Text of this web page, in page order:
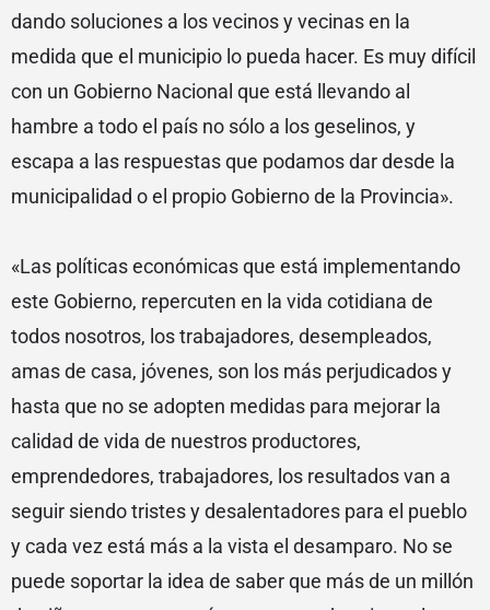
dando soluciones a los vecinos y vecinas en la
medida que el municipio lo pueda hacer. Es muy difícil
con un Gobierno Nacional que está llevando al
hambre a todo el país no sólo a los geselinos, y
escapa a las respuestas que podamos dar desde la
municipalidad o el propio Gobierno de la Provincia».
«Las políticas económicas que está implementando
este Gobierno, repercuten en la vida cotidiana de
todos nosotros, los trabajadores, desempleados,
amas de casa, jóvenes, son los más perjudicados y
hasta que no se adopten medidas para mejorar la
calidad de vida de nuestros productores,
emprendedores, trabajadores, los resultados van a
seguir siendo tristes y desalentadores para el pueblo
y cada vez está más a la vista el desamparo. No se
puede soportar la idea de saber que más de un millón